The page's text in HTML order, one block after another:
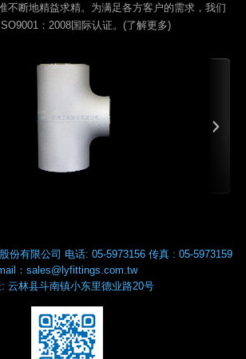
不断地精益求精。为满足各方客户的需求，我们
：2008国际认证。(了解更多)
份有限公司 电话: 05-5973156 传真 : 05-5973159
： sales@lyfittings.com.tw
云林县斗南镇小东里德业路20号